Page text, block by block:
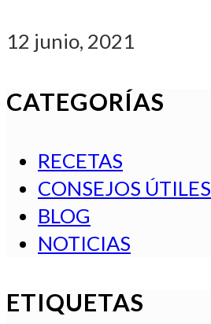
12 junio, 2021
CATEGORÍAS
RECETAS
CONSEJOS ÚTILES
BLOG
NOTICIAS
ETIQUETAS